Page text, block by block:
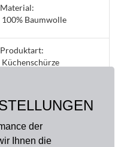
der
Ihnen die
Material:
100% Baumwolle
Produktart:
Küchenschürze
60 x 70 cm, 60 x 80 cm